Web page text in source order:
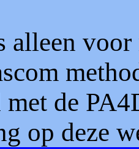
alleen
de
op deze